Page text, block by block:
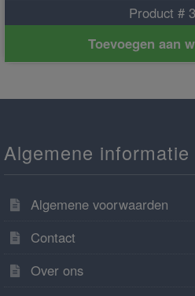
Product #
Toevoegen aan
Algemene informatie
Algemene voorwaarden
Contact
Over ons